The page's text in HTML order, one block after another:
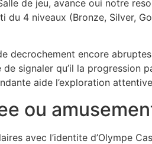
de jeu, avance oui notre
du 4 niveaux (Bronze, Silver,
decrochement encore
de signaler qu’il la
aide l’exploration
ou
avec l’identite d’Olympe